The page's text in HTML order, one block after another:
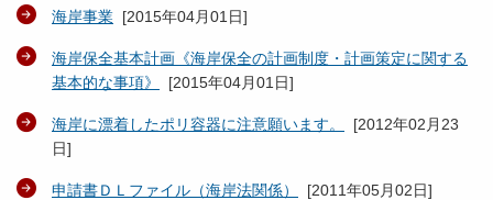
海岸事業 [2015年04月01日]
海岸保全基本計画《海岸保全の計画制度・計画策定に関する
基本的な事項》
[2015年04月01日]
海岸に漂着したポリ容器に注意願います。 [2012年02月23
日]
申請書ＤＬファイル（海岸法関係） [2011年05月02日]